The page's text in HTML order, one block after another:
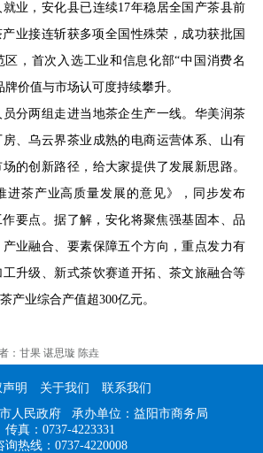
业，安化县已连续17年稳居全国产茶县前
业接连斩获多项全国性殊荣，成功获批国
，首次入选工业和信息化部“中国消费名
价值与市场认可度持续攀升。
两组走进当地茶企生产一线。华美润茶
、乌云界茶业成熟的电商运营体系、山有
的创新路径，给大家提供了发展新思路。
进茶产业高质量发展的意见》，同步发布
作要点。据了解，安化将聚焦强基固本、品
业融合、要素保障五个方向，重点发力有
升级、新式茶饮赛道开拓、茶文旅融合等
产业综合产值超300亿元。
甘果 谌思璇 陈垚
明 关于我们
联系我们
人民政府 承办单位：益阳市商务局
传真：0737-4223331
询热线：0737-4220008